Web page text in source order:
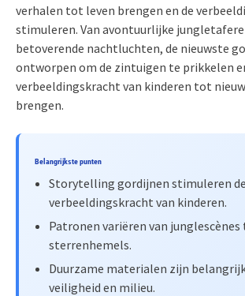
verhalen tot leven brengen en de
stimuleren. Van avontuurlijke
betoverende nachtluchten, de nieuwste
ontworpen om de zintuigen te prikkelen
verbeeldingskracht van kinderen tot
brengen.
Belangrijkste punten
Storytelling gordijnen stimuleren de
verbeeldingskracht van kinderen.
Patronen variëren van
sterrenhemels.
Duurzame materialen zijn
veiligheid en milieu.